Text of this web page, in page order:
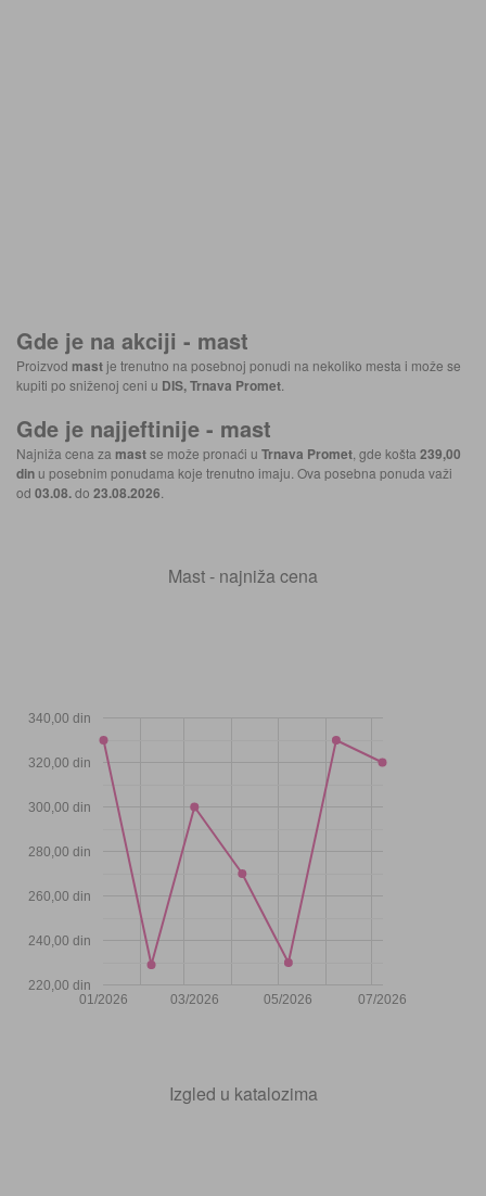
Gde je na akciji - mast
Proizvod mast je trenutno na posebnoj ponudi na nekoliko mesta i može se
kupiti po sniženoj ceni u DIS, Trnava Promet
Gde je najjeftinije - mast
Najniža cena za mastse može pronaći u Trnava Promet , gde košta 239,00
din u posebnim ponudama koje trenutno imaju. Ova posebna ponuda važi
od 03.08.do 23.08.2026
Mast - najniža cena
01/2026 03/2026 05/2026 07/2026
220,00 din
240,00 din
260,00 din
280,00 din
300,00 din
320,00 din
340,00 din
Izgled u katalozima